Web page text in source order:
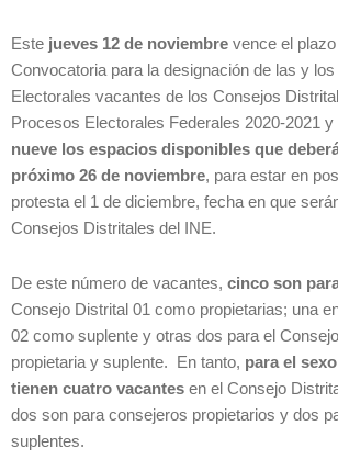
Este jueves 12 de noviembre vence el
Convocatoria para la designación de las y
Electorales vacantes de los Consejos
Procesos Electorales Federales 2020-2021 y
nueve los espacios disponibles que
próximo 26 de noviembre, para estar en
protesta el 1 de diciembre, fecha en que
Consejos Distritales del INE.
De este número de vacantes, cinco son
Consejo Distrital 01 como propietarias; una
02 como suplente y otras dos para el
propietaria y suplente. En tanto, para el
tienen cuatro vacantes en el Consejo
dos son para consejeros propietarios y dos
suplentes.